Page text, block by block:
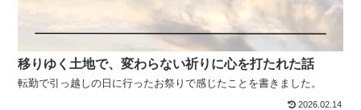
移りゆく土地で、変わらない祈りに心を打たれた話
転勤で引っ越しの日に行ったお祭りで感じたことを書きました。
2026.02.14